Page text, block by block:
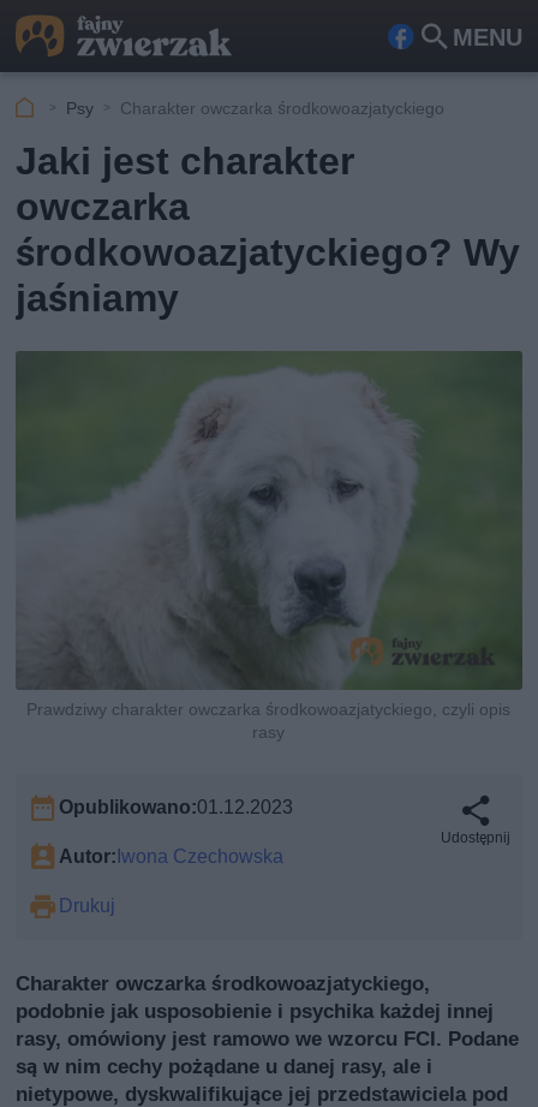
MENU
Fa
ook
Szu
Psy Charakter owczarka środkowoazjatyckiego
Jaki jest charakter
owczarka
środkowoazjatyckiego? Wy
jaśniamy
Prawdziwy charakter owczarka środkowoazjatyckiego, czyli opis
rasy
Opublikowano:01.12.2023
Autor:Iwona Czechowska
Drukuj
Udostępnij
Charakter owczarka środkowoazjatyckiego,
podobnie jak usposobienie i psychika każdej innej
rasy, omówiony jest ramowo we wzorcu FCI. Podane
są w nim cechy pożądane u danej rasy, ale i
nietypowe, dyskwalifikujące jej przedstawiciela pod